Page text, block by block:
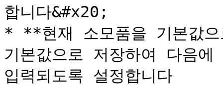
합니다&#x20;
* **현재 소모품을 기본값
기본값으로 저장하여 다음
입력되도록 설정합니다